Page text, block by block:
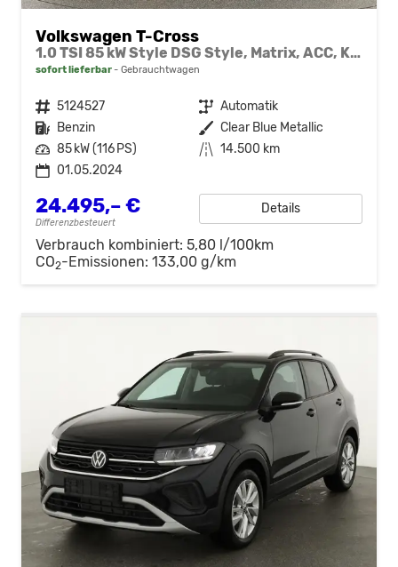
Volkswagen T-Cross
1.0 TSI 85 kW Style DSG Style, Matrix, ACC, Kamera, AppConnect
sofort lieferbar Gebrauchtwagen
Fahrzeugnr. 5124527 Getriebe Automatik
Kraftstoff Benzin Außenfarbe Clear Blue Metallic
Leistung 85 kW (116 PS) Kilometerstand 14.500 km
01.05.2024
24.495,– €
Differenzbesteuert
Details
Verbrauch kombiniert: 5,80 l/100km
CO2-Emissionen: 133,00 g/km